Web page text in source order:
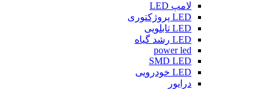
لامپ LED
LED پروژکتوری
LED تابلویی
LED رشد گیاه
power led
SMD LED
LED خودرویی
درایور